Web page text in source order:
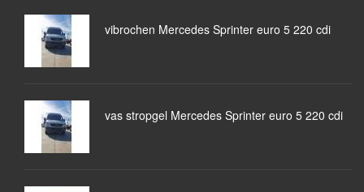
vibrochen Mercedes Sprinter euro 5 220 cdi
vas stropgel Mercedes Sprinter euro 5 220 cdi